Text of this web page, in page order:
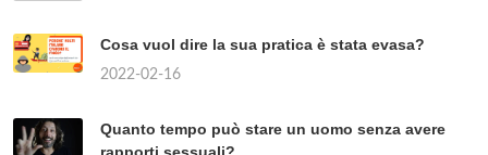
Cosa vuol dire la sua pratica è stata evasa?
2022-02-16
Quanto tempo può stare un uomo senza avere